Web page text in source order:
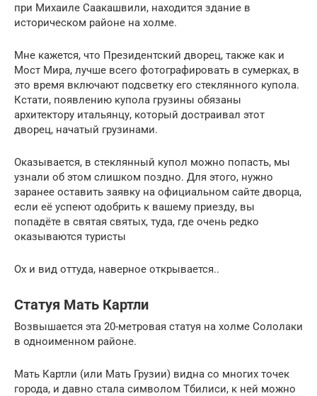
при Михаиле Саакашвили, находится здание в
историческом районе на холме.
Мне кажется, что Президентский дворец, также как и
Мост Мира, лучше всего фотографировать в сумерках, в
это время включают подсветку его стеклянного купола.
Кстати, появлению купола грузины обязаны
архитектору итальянцу, который достраивал этот
дворец, начатый грузинами.
Оказывается, в стеклянный купол можно попасть, мы
узнали об этом слишком поздно. Для этого, нужно
заранее оставить заявку на официальном сайте дворца,
если её успеют одобрить к вашему приезду, вы
попадёте в святая святых, туда, где очень редко
оказываются туристы
Ох и вид оттуда, наверное открывается..
Статуя Мать Картли
Возвышается эта 20-метровая статуя на холме Сололаки
в одноименном районе.
Мать Картли (или Мать Грузии) видна со многих точек
города, и давно стала символом Тбилиси, к ней можно